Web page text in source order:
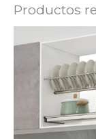
Productos